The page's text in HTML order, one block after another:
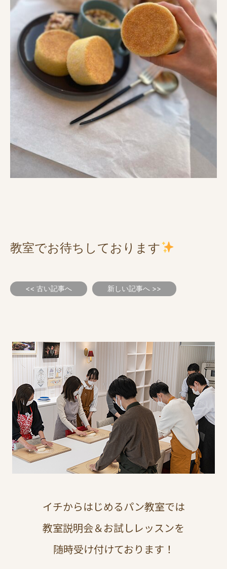
教室でお待ちしております
<< 古い記事へ 新しい記事へ >>
イチからはじめるパン教室では
教室説明会＆お試しレッスンを
随時受け付けております！